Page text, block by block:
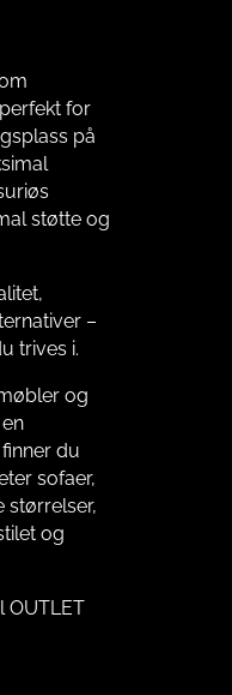
for
på
støtte og
–
trives i.
og
du
sofaer,
størrelser,
og
OUTLET